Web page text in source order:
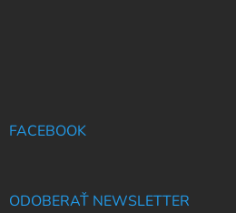
FACEBOOK
ODOBERAŤ NEWSLETTER